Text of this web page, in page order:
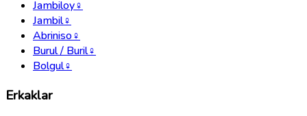
Jambiloy♀
Jambil♀
Abriniso♀
Burul / Buril♀
Bolgul♀
Erkaklar